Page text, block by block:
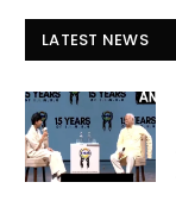
LATEST NEWS